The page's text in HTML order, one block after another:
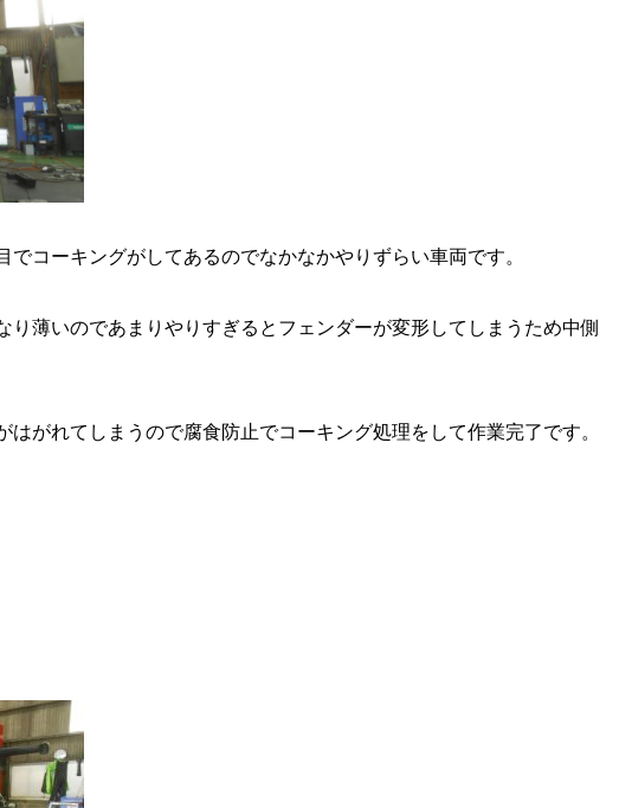
でコーキングがしてあるのでなかなかやりずらい車両です。
り薄いのであまりやりすぎるとフェンダーが変形してしまうため中側
がれてしまうので腐食防止でコーキング処理をして作業完了です。